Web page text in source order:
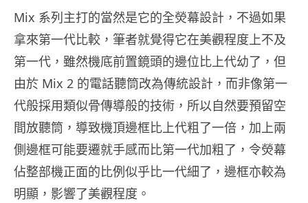
Mix 系列主打的當然是它的全熒幕設計，不過如果
拿來第一代比較，筆者就覺得它在美觀程度上不及
第一代，雖然機底前置鏡頭的邊位比上代幼了，但
由於 Mix 2 的電話聽筒改為傳統設計，而非像第一
代般採用類似骨傳導般的技術，所以自然要預留空
間放聽筒，導致機頂邊框比上代粗了一倍，加上兩
側邊框可能要遷就手感而比第一代加粗了，令熒幕
佔整部機正面的比例似乎比一代細了，邊框亦較為
明顯，影響了美觀程度。